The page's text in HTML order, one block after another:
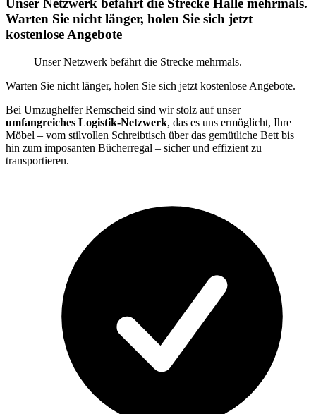
Unser Netzwerk befährt die Strecke Halle mehrmals.
Warten Sie nicht länger, holen Sie sich jetzt
kostenlose Angebote
Unser Netzwerk befährt die Strecke mehrmals.
Warten Sie nicht länger, holen Sie sich jetzt kostenlose Angebote.
Bei Umzughelfer Remscheid sind wir stolz auf unser
umfangreiches Logistik-Netzwerk, das es uns ermöglicht, Ihre
Möbel – vom stilvollen Schreibtisch über das gemütliche Bett bis
hin zum imposanten Bücherregal – sicher und effizient zu
transportieren.